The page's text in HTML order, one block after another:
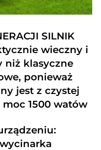
SILNIK
wieczny i
niż klasyczne
ponieważ
jest z czystej
1500 watów